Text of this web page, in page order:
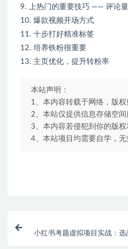
9. 上热门的重要技巧 —— 评论量
10. 爆款视频开场方式
11. 十步打好精准标签
12. 培养铁粉很重要
13. 主页优化，提升转粉率
本站声明：
1、本内容转载于网络，版权
2、本站仅提供信息存储空
3、本内容若侵犯到你的版
4、本站项目均需要自学，无
小红书考题虚拟项目实战：